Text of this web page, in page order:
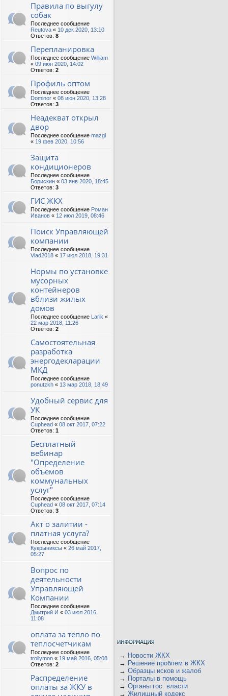
Правила по выгулу
собак
Последнее сообщение
Reutova « 10 дек 2020, 13:10
Ответов: 8
Перепланировка
Последнее сообщение William
« 09 июн 2020, 14:02
Ответов: 2
Профиль оптом
Последнее сообщение
Dominor « 08 июн 2020, 13:28
Ответов: 3
Неадекват открыл
двор
Последнее сообщение mazgi
« 19 фев 2020, 10:56
Защита
кондиционеров
Последнее сообщение
Борискин « 03 янв 2020, 18:45
Ответов: 3
ГИС ЖКХ
Последнее сообщение Роман
Иванов « 12 июл 2019, 08:46
Поиск Управляющей
компании
Последнее сообщение
Vlad2018 « 17 июл 2018, 19:31
Нормы по установке
мусорных
контейнеров
вблизи жилых
домов
Последнее сообщение Larik «
22 мар 2018, 11:26
Ответов: 2
Самостоятельная
разработка
энергодекларации
МКД
Последнее сообщение
ponutzkh « 13 мар 2018, 18:49
Удобный сервис для
УК
Последнее сообщение
Cuphead « 08 окт 2017, 07:22
Ответов: 1
Бесплатный
вебинар
"Определение
объемов
коммунальных
услуг"
Последнее сообщение
Cuphead « 08 окт 2017, 07:14
Ответов: 3
Акт о залитии -
платная услуга?
Последнее сообщение
Кукрыниксы « 26 май 2017,
05:27
Вопрос по
деятельности
Управляющей
Компании
Последнее сообщение
Дмитрий И « 03 июл 2016,
11:08
оплата за тепло по
теплосчетчикам
Последнее сообщение
trollymon « 19 май 2016, 05:08
Ответов: 2
Распределение
оплаты за ЖКУ в
→ Новости ЖКХ
→ Решение проблем в ЖКХ
→ Образцы исков и жалоб
→ Порталы в помощь
→ Органы гос. власти
→ Жилищный кодекс